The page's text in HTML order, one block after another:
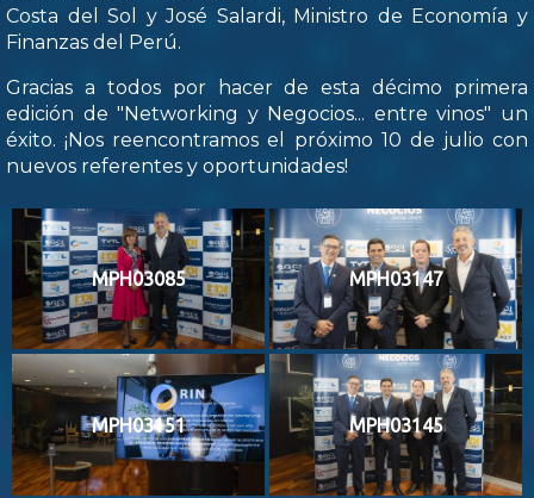
Costa del Sol y José Salardi, Ministro de Economía y
Finanzas del Perú.
Gracias a todos por hacer de esta décimo primera
edición de "Networking y Negocios... entre vinos" un
éxito. ¡Nos reencontramos el próximo 10 de julio con
nuevos referentes y oportunidades!
MPH03085 MPH03147
MPH03151 MPH03145